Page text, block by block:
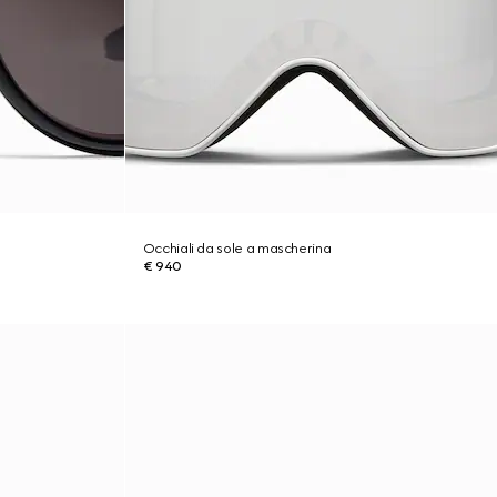
Occhiali da sole a mascherina
€ 940